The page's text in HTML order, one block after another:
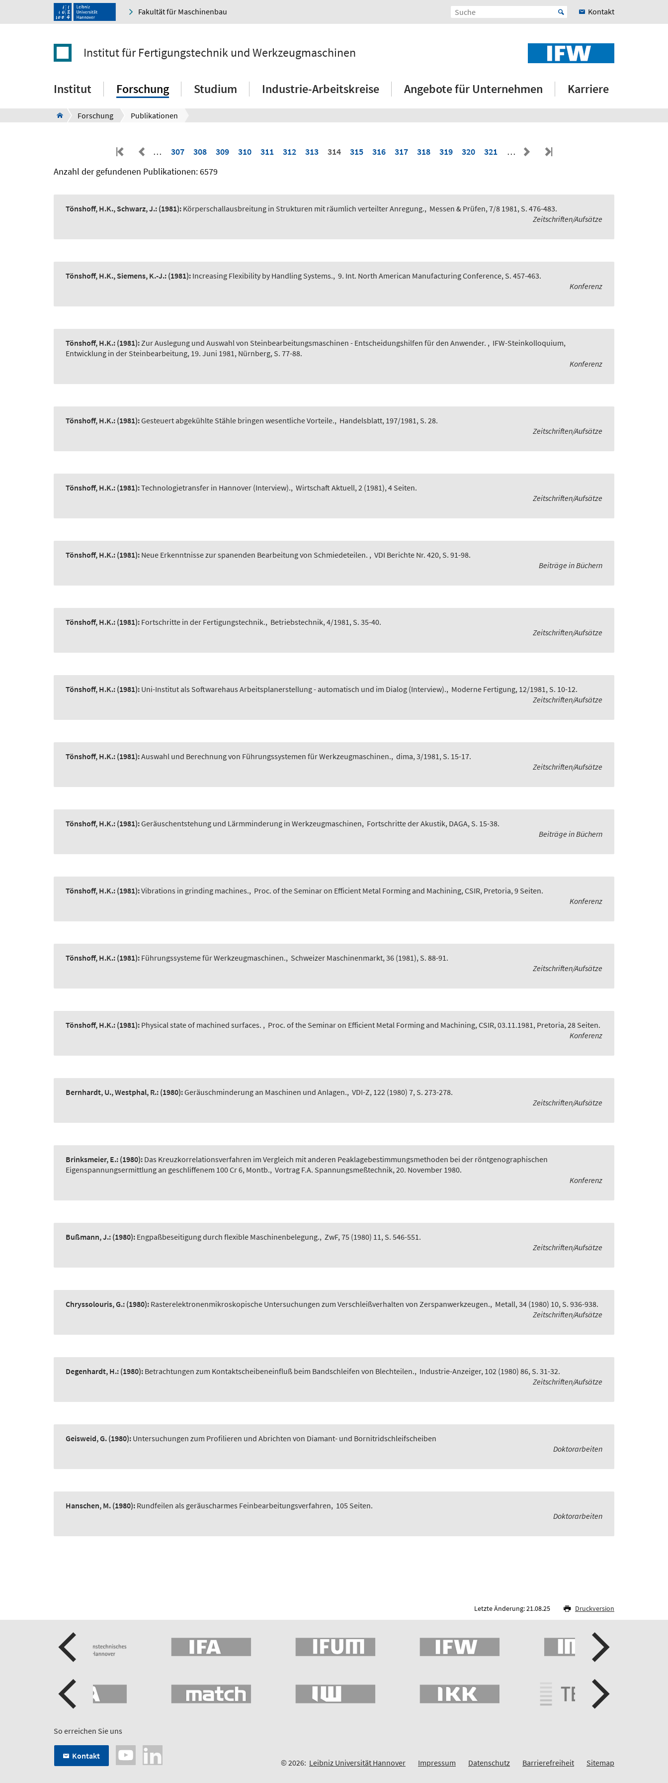
Fakultät für Maschinenbau Kontakt
Institut für Fertigungstechnik und Werkzeugmaschinen
Institut Forschung Studium Industrie-Arbeitskreise Angebote für Unternehmen Karriere
Forschung Publikationen
… 307 308 309 310 311 312 313 314 315 316 317 318 319 320 321
…
Anzahl der gefundenen Publikationen: 6579
Tönshoff, H.K., Schwarz, J.: (1981): Körperschallausbreitung in Strukturen mit räumlich verteilter Anregung., Messen & Prüfen, 7/8 1981, S. 476-483.
Zeitschriften/Aufsätze
Tönshoff, H.K., Siemens, K.-J.: (1981): Increasing Flexibility by Handling Systems., 9. Int. North American Manufacturing Conference, S. 457-463.
Konferenz
Tönshoff, H.K.: (1981):Zur Auslegung und Auswahl von Steinbearbeitungsmaschinen - Entscheidungshilfen für den Anwender. , IFW-Steinkolloquium,
Entwicklung in der Steinbearbeitung, 19. Juni 1981, Nürnberg, S. 77-88.
Konferenz
Tönshoff, H.K.: (1981):Gesteuert abgekühlte Stähle bringen wesentliche Vorteile., Handelsblatt, 197/1981, S. 28.
Zeitschriften/Aufsätze
Tönshoff, H.K.: (1981):Technologietransfer in Hannover (Interview)., Wirtschaft Aktuell, 2 (1981), 4 Seiten.
Zeitschriften/Aufsätze
Tönshoff, H.K.: (1981): Neue Erkenntnisse zur spanenden Bearbeitung von Schmiedeteilen. , VDI Berichte Nr. 420, S. 91-98.
Beiträge in Büchern
Tönshoff, H.K.: (1981): Fortschritte in der Fertigungstechnik., Betriebstechnik, 4/1981, S. 35-40.
Zeitschriften/Aufsätze
Tönshoff, H.K.: (1981): Uni-Institut als Softwarehaus Arbeitsplanerstellung - automatisch und im Dialog (Interview)., Moderne Fertigung, 12/1981, S. 10-12.
Zeitschriften/Aufsätze
Tönshoff, H.K.: (1981):Auswahl und Berechnung von Führungssystemen für Werkzeugmaschinen., dima, 3/1981, S. 15-17.
Zeitschriften/Aufsätze
Tönshoff, H.K.: (1981):Geräuschentstehung und Lärmminderung in Werkzeugmaschinen, Fortschritte der Akustik, DAGA, S. 15-38.
Beiträge in Büchern
Tönshoff, H.K.: (1981):Vibrations in grinding machines., Proc. of the Seminar on Efficient Metal Forming and Machining, CSIR, Pretoria, 9 Seiten.
Konferenz
Tönshoff, H.K.: (1981): Führungssysteme für Werkzeugmaschinen., Schweizer Maschinenmarkt, 36 (1981), S. 88-91.
Zeitschriften/Aufsätze
Tönshoff, H.K.: (1981): Physical state of machined surfaces. , Proc. of the Seminar on Efficient Metal Forming and Machining, CSIR, 03.11.1981, Pretoria, 28 Seiten.
Konferenz
Bernhardt, U., Westphal, R.: (1980):Geräuschminderung an Maschinen und Anlagen., VDI-Z, 122 (1980) 7, S. 273-278.
Zeitschriften/Aufsätze
Brinksmeier, E.: (1980): Das Kreuzkorrelationsverfahren im Vergleich mit anderen Peaklagebestimmungsmethoden bei der röntgenographischen
Eigenspannungsermittlung an geschliffenem 100 Cr 6, Montb., Vortrag F.A. Spannungsmeßtechnik, 20. November 1980.
Konferenz
Bußmann, J.: (1980): Engpaßbeseitigung durch flexible Maschinenbelegung., ZwF, 75 (1980) 11, S. 546-551.
Zeitschriften/Aufsätze
Chryssolouris, G.: (1980): Rasterelektronenmikroskopische Untersuchungen zum Verschleißverhalten von Zerspanwerkzeugen., Metall, 34 (1980) 10, S. 936-938.
Zeitschriften/Aufsätze
Degenhardt, H.: (1980): Betrachtungen zum Kontaktscheibeneinfluß beim Bandschleifen von Blechteilen., Industrie-Anzeiger, 102 (1980) 86, S. 31-32.
Zeitschriften/Aufsätze
Geisweid, G. (1980): Untersuchungen zum Profilieren und Abrichten von Diamant- und Bornitridschleifscheiben
Doktorarbeiten
Hanschen, M. (1980): Rundfeilen als geräuscharmes Feinbearbeitungsverfahren, 105 Seiten.
Doktorarbeiten
Letzte Änderung: 21.08.25 Druckversion
So erreichen Sie uns
Kontakt
© 2026: Leibniz Universität Hannover Impressum Datenschutz Barrierefreiheit Sitemap